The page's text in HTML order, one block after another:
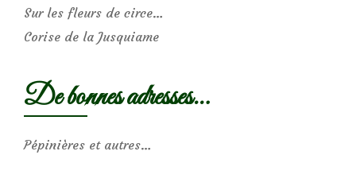
Sur les fleurs de circe…
Corise de la Jusquiame
De bonnes adresses…
Pépinières et autres…